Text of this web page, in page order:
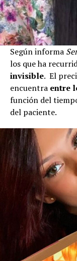
Según informa
los que ha
invisible. El
encuentra entre
función del
del paciente.